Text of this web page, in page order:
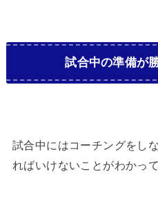
試合中の準備が
試合中にはコーチングをし
ればいけないことがわかっ